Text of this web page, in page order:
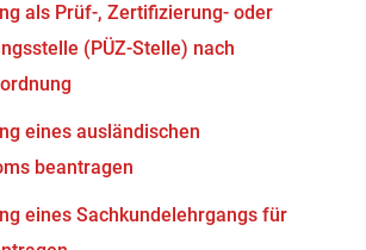
als Prüf-, Zertifizierung- oder
(PÜZ-Stelle) nach
eines ausländischen
beantragen
eines Sachkundelehrgangs für